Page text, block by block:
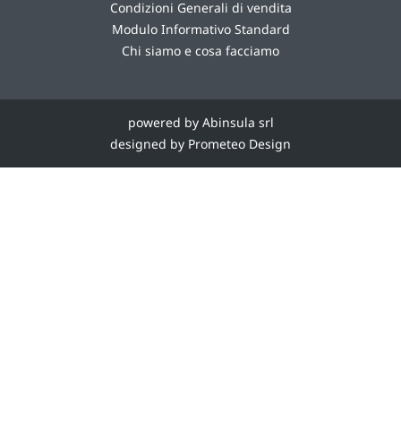
Condizioni Generali di vendita
Modulo Informativo Standard
Chi siamo e cosa facciamo
powered by Abinsula srl
designed by Prometeo Design